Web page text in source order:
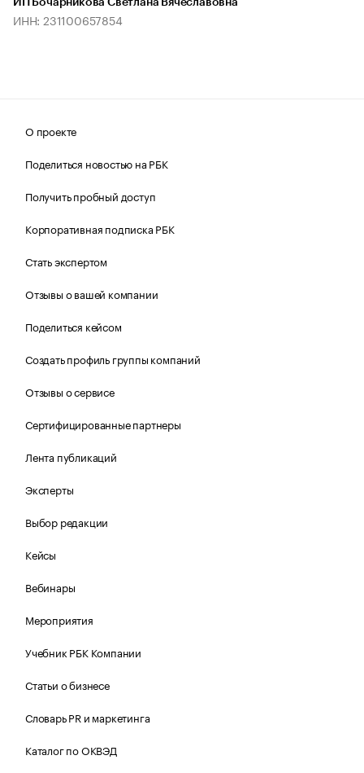
ИП Бочарникова Светлана Вячеславовна
ИНН: 231100657854
О проекте
Поделиться новостью на РБК
Получить пробный доступ
Корпоративная подписка РБК
Стать экспертом
Отзывы о вашей компании
Поделиться кейсом
Создать профиль группы компаний
Отзывы о сервисе
Сертифицированные партнеры
Лента публикаций
Эксперты
Выбор редакции
Кейсы
Вебинары
Мероприятия
Учебник РБК Компании
Статьи о бизнесе
Словарь PR и маркетинга
Каталог по ОКВЭД